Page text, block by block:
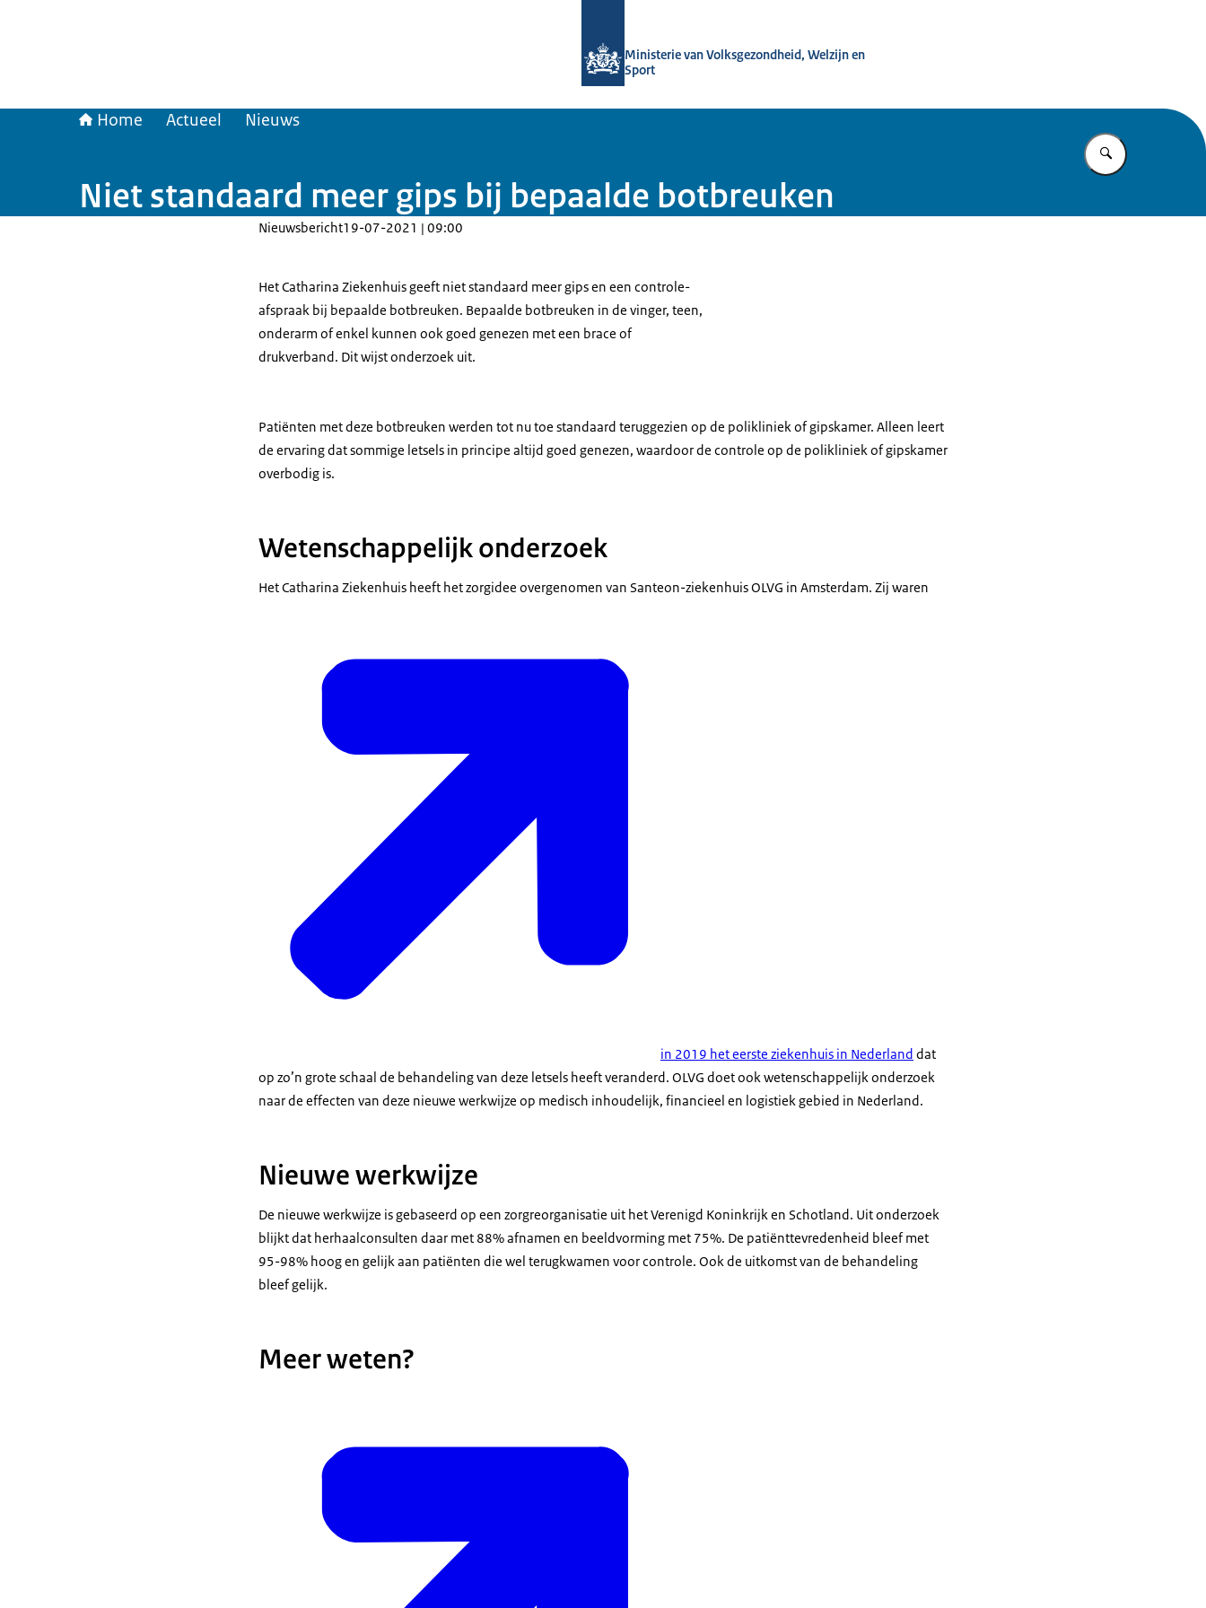
Ministerie van Volksgezondheid, Welzijn en
Sport
Home Actueel Nieuws
Vul in wat u
Niet standaard meer gips bij bepaalde botbreuken
Nieuwsbericht19-07-2021 | 09:00
Het Catharina Ziekenhuis geeft niet standaard meer gips en een controle-
afspraak bij bepaalde botbreuken. Bepaalde botbreuken in de vinger, teen,
onderarm of enkel kunnen ook goed genezen met een brace of
drukverband. Dit wijst onderzoek uit.
Patiënten met deze botbreuken werden tot nu toe standaard teruggezien op de polikliniek of gipskamer. Alleen leert
de ervaring dat sommige letsels in principe altijd goed genezen, waardoor de controle op de polikliniek of gipskamer
overbodig is.
Wetenschappelijk onderzoek
Het Catharina Ziekenhuis heeft het zorgidee overgenomen van Santeon-ziekenhuis OLVG in Amsterdam. Zij waren
in 2019 het eerste ziekenhuis in Nederland dat
op zo’n grote schaal de behandeling van deze letsels heeft veranderd. OLVG doet ook wetenschappelijk onderzoek
naar de effecten van deze nieuwe werkwijze op medisch inhoudelijk, financieel en logistiek gebied in Nederland.
Nieuwe werkwijze
De nieuwe werkwijze is gebaseerd op een zorgreorganisatie uit het Verenigd Koninkrijk en Schotland. Uit onderzoek
blijkt dat herhaalconsulten daar met 88% afnamen en beeldvorming met 75%. De patiënttevredenheid bleef met
95-98% hoog en gelijk aan patiënten die wel terugkwamen voor controle. Ook de uitkomst van de behandeling
bleef gelijk.
Meer weten?